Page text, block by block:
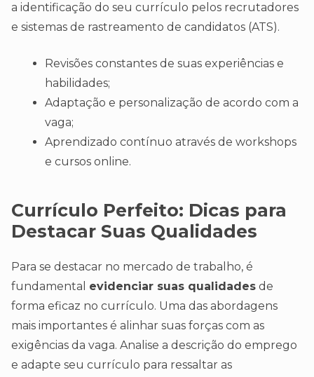
a identificação do seu currículo pelos recrutadores
e sistemas de rastreamento de candidatos (ATS).
Revisões constantes de suas experiências e
habilidades;
Adaptação e personalização de acordo com a
vaga;
Aprendizado contínuo através de workshops
e cursos online.
Currículo Perfeito: Dicas para
Destacar Suas Qualidades
Para se destacar no mercado de trabalho, é
fundamental evidenciar suas qualidades de
forma eficaz no currículo. Uma das abordagens
mais importantes é alinhar suas forças com as
exigências da vaga. Analise a descrição do emprego
e adapte seu currículo para ressaltar as